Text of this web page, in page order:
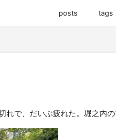
posts tags
で、だいぶ疲れた。堀之内の